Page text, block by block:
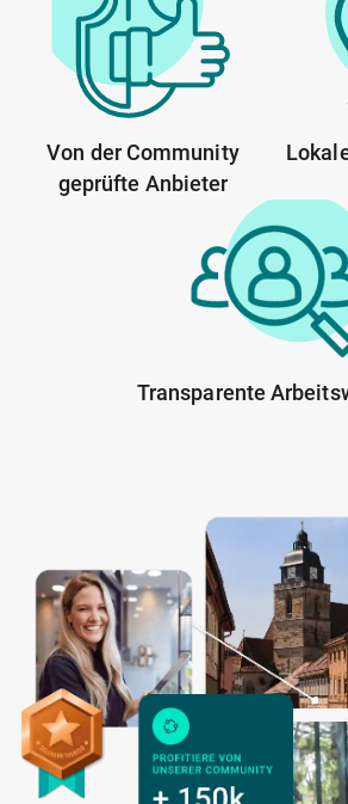
Von der Community
geprüfte Anbieter
Transparente